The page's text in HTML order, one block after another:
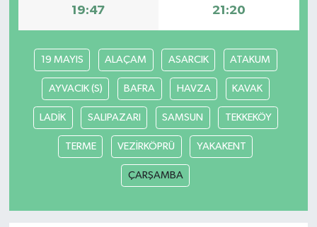
19:47 21:20
19 MAYIS ALAÇAM ASARCIK ATAKUM
AYVACIK (S) BAFRA HAVZA KAVAK
LADİK SALIPAZARI SAMSUN TEKKEKÖY
TERME VEZİRKÖPRÜ YAKAKENT
ÇARŞAMBA